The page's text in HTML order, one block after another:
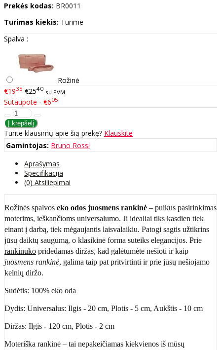
Prekės kodas: BR0011
Turimas kiekis: Turime
Spalva :
Rožinė
€1935 €2540 su PVM
Sutaupote - €605
Turite klausimų apie šią prekę? Klauskite
Gamintojas: Bruno Rossi
Aprašymas
Specifikacija
(0) Atsiliepimai
Rožinės spalvos eko odos juosmens rankinė – puikus pasirinkimas
moterims, ieškančioms universalumo. Ji idealiai tiks kasdien tiek
einant į darbą, tiek mėgaujantis laisvalaikiu. Patogi sagtis užtikrins
jūsų daiktų saugumą, o klasikinė forma suteiks elegancijos. Prie
rankinuko pridedamas diržas, kad galėtumėte nešioti ir kaip
juosmens rankinė, galima taip pat pritvirtinti ir prie jūsų nešiojamo
kelnių diržo.
Sudėtis: 100% eko oda
Dydis: Universalus: Ilgis - 20 cm, Plotis - 5 cm, Aukštis - 10 cm
Diržas: Ilgis - 120 cm, Plotis - 2 cm
Moteriška rankinė – tai nepakeičiamas kiekvienos iš mūsų